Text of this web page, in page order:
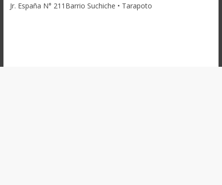
Jr. España N° 211Barrio Suchiche • Tarapoto